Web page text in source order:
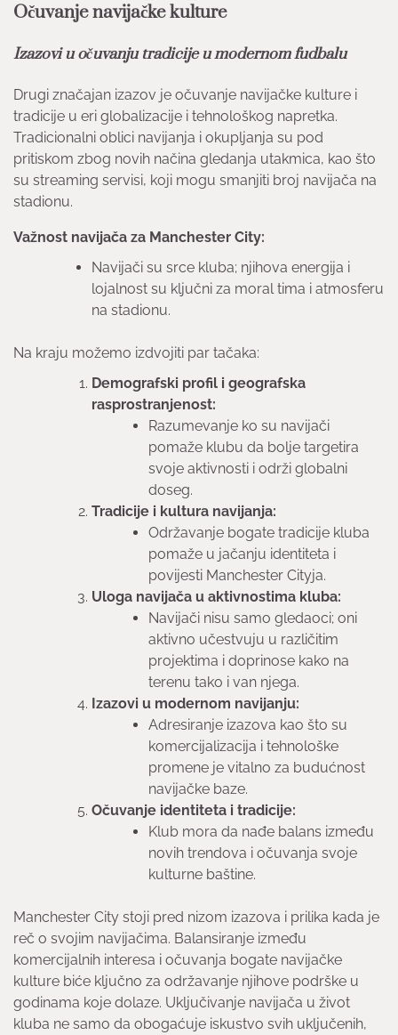
Očuvanje navijačke kulture
Izazovi u očuvanju tradicije u modernom fudbalu
Drugi značajan izazov je očuvanje navijačke kulture i
tradicije u eri globalizacije i tehnološkog napretka.
Tradicionalni oblici navijanja i okupljanja su pod
pritiskom zbog novih načina gledanja utakmica, kao što
su streaming servisi, koji mogu smanjiti broj navijača na
stadionu.
Važnost navijača za Manchester City:
Navijači su srce kluba; njihova energija i
lojalnost su ključni za moral tima i atmosferu
na stadionu.
Na kraju možemo izdvojiti par tačaka:
Demografski profil i geografska
rasprostranjenost:
Razumevanje ko su navijači
pomaže klubu da bolje targetira
svoje aktivnosti i održi globalni
doseg.
Tradicije i kultura navijanja:
Održavanje bogate tradicije kluba
pomaže u jačanju identiteta i
povijesti Manchester Cityja.
Uloga navijača u aktivnostima kluba:
Navijači nisu samo gledaoci; oni
aktivno učestvuju u različitim
projektima i doprinose kako na
terenu tako i van njega.
Izazovi u modernom navijanju:
Adresiranje izazova kao što su
komercijalizacija i tehnološke
promene je vitalno za budućnost
navijačke baze.
Očuvanje identiteta i tradicije:
Klub mora da nađe balans između
novih trendova i očuvanja svoje
kulturne baštine.
Manchester City stoji pred nizom izazova i prilika kada je
reč o svojim navijačima. Balansiranje između
komercijalnih interesa i očuvanja bogate navijačke
kulture biće ključno za održavanje njihove podrške u
godinama koje dolaze. Uključivanje navijača u život
kluba ne samo da obogaćuje iskustvo svih uključenih,